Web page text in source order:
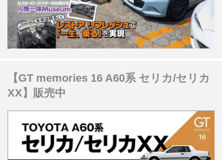
【GT memories 16 A60系 セリカ/セリカ
XX】販売中